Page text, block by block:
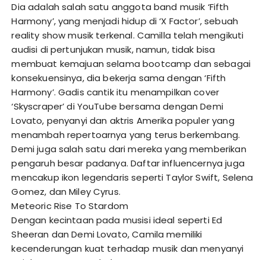
Dia adalah salah satu anggota band musik ‘Fifth
Harmony’, yang menjadi hidup di ‘X Factor’, sebuah
reality show musik terkenal. Camilla telah mengikuti
audisi di pertunjukan musik, namun, tidak bisa
membuat kemajuan selama bootcamp dan sebagai
konsekuensinya, dia bekerja sama dengan ‘Fifth
Harmony’. Gadis cantik itu menampilkan cover
‘Skyscraper’ di YouTube bersama dengan Demi
Lovato, penyanyi dan aktris Amerika populer yang
menambah repertoarnya yang terus berkembang.
Demi juga salah satu dari mereka yang memberikan
pengaruh besar padanya. Daftar influencernya juga
mencakup ikon legendaris seperti Taylor Swift, Selena
Gomez, dan Miley Cyrus.
Meteoric Rise To Stardom
Dengan kecintaan pada musisi ideal seperti Ed
Sheeran dan Demi Lovato, Camila memiliki
kecenderungan kuat terhadap musik dan menyanyi